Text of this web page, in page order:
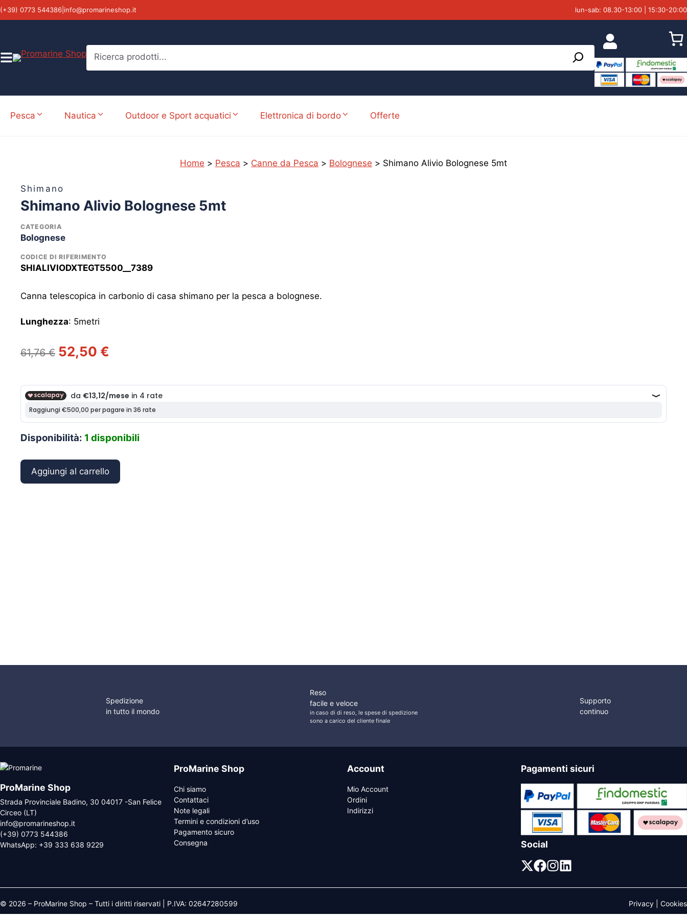
Vai
al
(+39) 0773 544386 info@promarineshop.it lun-sab: 08.30-13:00 | 15:30-20:00
Ricerca prodotti...
Pesca Nautica Outdoor e Sport acquatici Elettronica di bordo Offerte
Home > Pesca > Canne da Pesca > Bolognese > Shimano Alivio Bolognese 5mt
Shimano
Shimano Alivio Bolognese 5mt
CATEGORIA
Bolognese
CODICE DI RIFERIMENTO
SHIALIVIODXTEGT5500__7389
Canna telescopica in carbonio di casa shimano per la pesca a bolognese.
Lunghezza: 5metri
61,76€ Il
era:
61,76 €.
52,50 €
è:
52,50 €.
Disponibilità: 1 disponibili
Shimano
Alivio
Aggiungi al carrello
Spedizione
in tutto il mondo
Reso
facile e veloce
in caso di di reso, le spese di spedizione
sono a carico del cliente finale
Supporto
continuo
ProMarine Shop
Strada Provinciale Badino, 30 04017 -San Felice
Circeo (LT)
info@promarineshop.it
(+39) 0773 544386
WhatsApp: +39 333 638 9229
ProMarine Shop
Chi siamo
Contattaci
Note legali
Termini e condizioni d’uso
Pagamento sicuro
Consegna
Account
Mio Account
Ordini
Indirizzi
Pagamenti sicuri
Social
© 2026 – ProMarine Shop – Tutti i diritti riservati | P.IVA: 02647280599 Privacy Cookies